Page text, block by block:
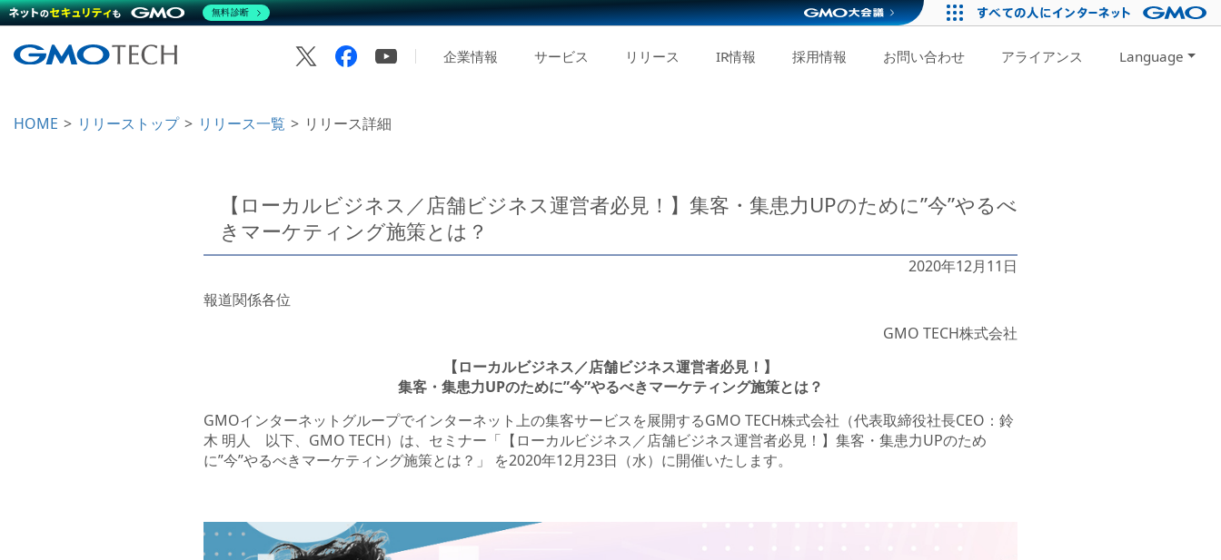
企業情報 サービス リリース IR情報 採用情報 お問い合わせ アライアンス Language
HOME リリーストップ リリース一覧 リリース詳細
【ローカルビジネス／店舗ビジネス運営者必見！】集客・集患力UPのために”今”やるべ
きマーケティング施策とは？
2020年12月11日
報道関係各位
GMO TECH株式会社
【ローカルビジネス／店舗ビジネス運営者必見！】
集客・集患力UPのために”今”やるべきマーケティング施策とは？
GMOインターネットグループでインターネット上の集客サービスを展開するGMO TECH株式会社（代表取締役社長CEO：鈴
木 明人 以下、GMO TECH）は、セミナー「【ローカルビジネス／店舗ビジネス運営者必見！】集客・集患力UPのため
に”今”やるべきマーケティング施策とは？」 を2020年12月23日（水）に開催いたします。
無料診断